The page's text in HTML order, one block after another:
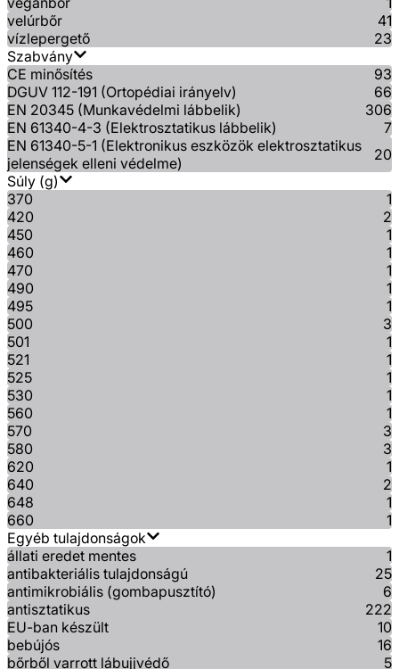
velúrbőr
41
vízlepergető
23
Szabvány
CE minősítés
93
DGUV 112-191 (Ortopédiai irányelv)
66
EN 20345 (Munkavédelmi lábbelik)
306
EN 61340-4-3 (Elektrosztatikus lábbelik)
7
EN 61340-5-1 (Elektronikus eszközök elektrosztatikus
jelenségek elleni védelme)
20
Súly (g)
370
1
420
2
450
1
460
1
470
1
490
1
495
1
500
3
501
1
521
1
525
1
530
1
560
1
570
3
580
3
620
1
640
2
648
1
660
1
Egyéb tulajdonságok
állati eredet mentes
1
antibakteriális tulajdonságú
25
antimikrobiális (gombapusztító)
6
antisztatikus
222
EU-ban készült
10
bebújós
16
bőrből varrott lábujjvédő
5